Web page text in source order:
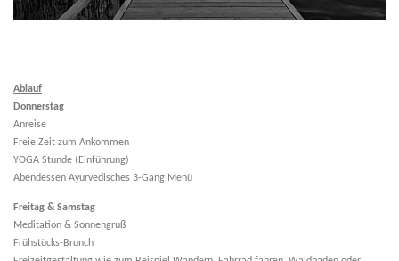
Ablauf
Donnerstag
Anreise
Freie Zeit zum Ankommen
YOGA Stunde (Einführung)
Abendessen Ayurvedisches 3-Gang Menü
Freitag & Samstag
Meditation & Sonnengruß
Frühstücks-Brunch